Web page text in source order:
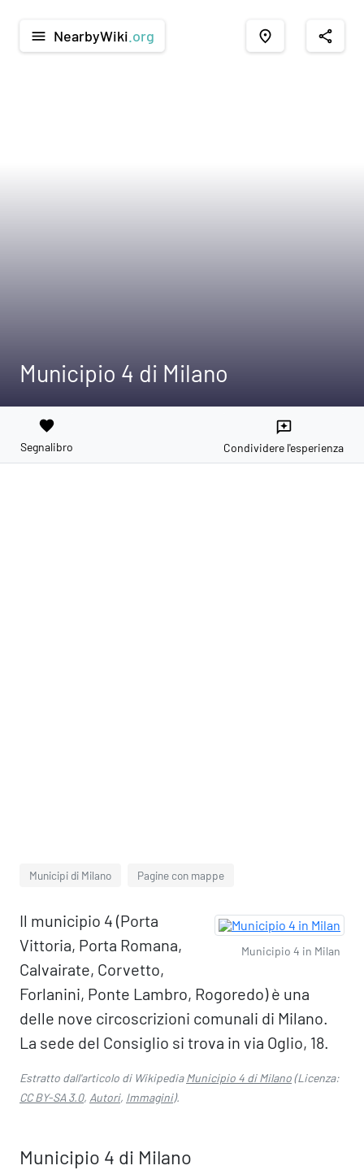
menu NearbyWiki .org place share
Municipio 4 di Milano
favorite
Segnalibro
reviews
Condividere l'esperienza
Municipi di Milano Pagine con mappe
Municipio 4 in Milan
Il municipio 4 (Porta
Vittoria, Porta Romana,
Calvairate, Corvetto,
Forlanini, Ponte Lambro, Rogoredo) è una
delle nove circoscrizioni comunali di Milano.
La sede del Consiglio si trova in via Oglio, 18.
Estratto dall'articolo di WikipediaMunicipio 4 di Milano(Licenza:
CC BY-SA 3.0, Autori, Immagini).
Municipio 4 di Milano